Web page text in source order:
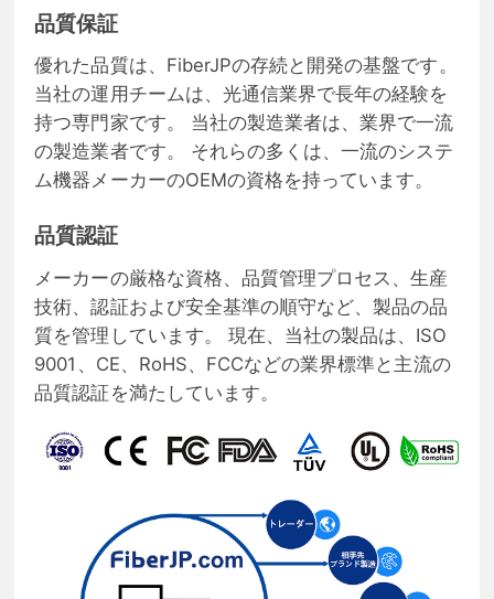
品質保証
優れた品質は、FiberJPの存続と開発の基盤です。
当社の運用チームは、光通信業界で長年の経験を
持つ専門家です。 当社の製造業者は、業界で一流
の製造業者です。 それらの多くは、一流のシステ
ム機器メーカーのOEMの資格を持っています。
品質認証
メーカーの厳格な資格、品質管理プロセス、生産
技術、認証および安全基準の順守など、製品の品
質を管理しています。 現在、当社の製品は、ISO
9001、CE、RoHS、FCCなどの業界標準と主流の
品質認証を満たしています。